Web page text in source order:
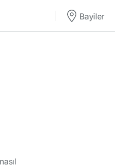
Bayiler